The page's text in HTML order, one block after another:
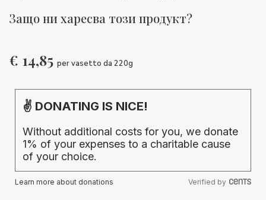
Защо ни харесва този продукт?
€ 14,85 per vasetto da 220g
✌ DONATING IS NICE!
Without additional costs for you, we donate
1% of your expenses to a charitable cause
of your choice.
Learn more about donations Verified by